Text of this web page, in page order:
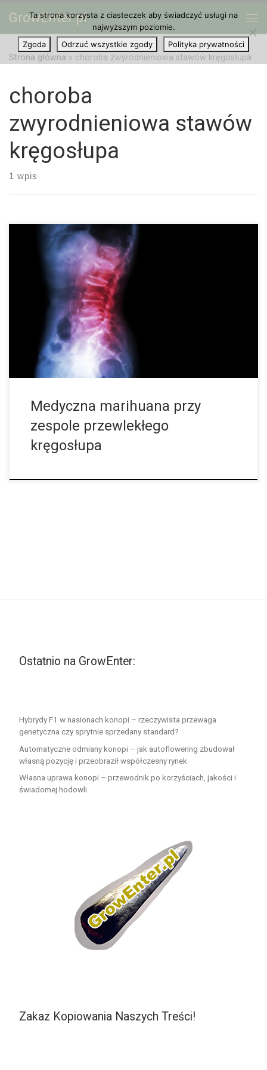
Przejdź do treści
GrowEnter.pl
Strona główna » choroba zwyrodnieniowa stawów kręgosłupa
choroba
zwyrodnieniowa stawów
kręgosłupa
1 wpis
Zespół przewlekłego kręgosłupa to oznaczenie, które określa
dolegliwości oraz bóle obejmujące kręgosłup oraz plecy, które
nie mogą zostać przypisane żadnej konkretnej przyczynie. W
zależności od ich lokalizacji zespół przewlekłego kręgosłupa […]
Medyczna marihuana przy
zespole przewlekłego
kręgosłupa
Ostatnio na GrowEnter:
Hybrydy F1 w nasionach konopi – rzeczywista przewaga
genetyczna czy sprytnie sprzedany standard?
Automatyczne odmiany konopi – jak autoflowering zbudował
własną pozycję i przeobraził współczesny rynek
Własna uprawa konopi – przewodnik po korzyściach, jakości i
świadomej hodowli
Zakaz Kopiowania Naszych Treści!
Ta strona korzysta z ciasteczek aby świadczyć usługi na
najwyższym poziomie.
Zgoda
Odrzuć wszystkie zgody Polityka prywatności